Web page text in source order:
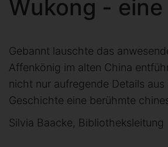
Wukong -
Gebannt lauschte das
Affenkönig im alten China
nicht nur aufregende Details
Geschichte eine berühmte
Silvia Baacke, Bibliotheksleitung